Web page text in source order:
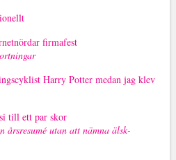
firmafest
Harry Potter medan jag klev
till ett par skor
årsresumé utan att nämna älsk-